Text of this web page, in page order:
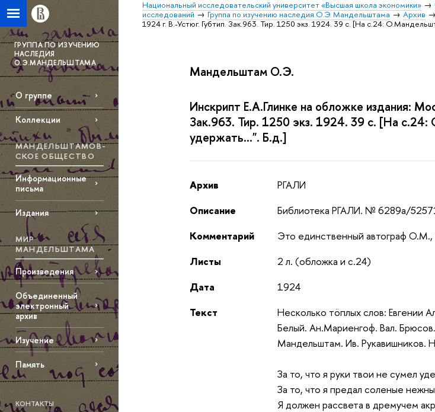
Национальный исследовательский университет «Высшая школа экономики»
исследований
Группа по изучению наследия О.Э. Мандельштама Архив
1924 г. В.-Устюг. Губтип. Зак.963. Тир. 1250 экз. 1924. 39 с. [На с.24:
ГРУППА ПО ИЗУЧЕНИЮ
НАСЛЕДИЯ
О.Э.МАНДЕЛЬШТАМА
О группе
Коллекции
МАНДЕЛЬШТАМОВ­
СКОЕ ОБЩЕСТВО
Информационные
письма
Издания
МИР
МАНДЕЛЬШТАМА
Произведения
Объединенный
электронный
архив
Изучение
Память
КОНТАКТЫ
Мандельштам О.Э.
Инскрипт Е.А.Глинке на обложке издания:
Зак.963. Тир. 1250 экз. 1924. 39 с. [На
удержать...". Б.д.]
Архив
РГАЛИ
Описание
Библиотека РГАЛИ. № 6289а/
Комментарий
Это единственный автограф О.М.,
Листы
2 л. (обложка и с.24)
Дата
1924
Текст
Несколько тöплых слов: Евгении
Белый. Ан.Мариенгоф. Вал.
Мандельштам. Ив. Рукавишников.
За то, что я руки твои не сумел
За то, что я предал соленые
Я должен рассвета в дремучем